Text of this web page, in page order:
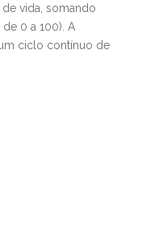
vida, somando
0 a 100). A
ciclo contínuo de